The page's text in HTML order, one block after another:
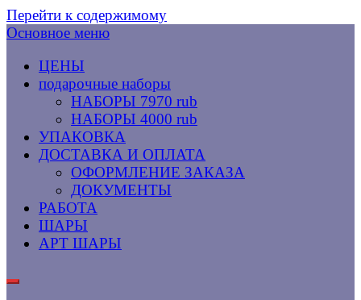
Перейти к содержимому
Основное меню
ЦЕНЫ
подарочные наборы
НАБОРЫ 7970 rub
НАБОРЫ 4000 rub
УПАКОВКА
ДОСТАВКА И ОПЛАТА
ОФОРМЛЕНИЕ ЗАКАЗА
ДОКУМЕНТЫ
РАБОТА
ШАРЫ
АРТ ШАРЫ